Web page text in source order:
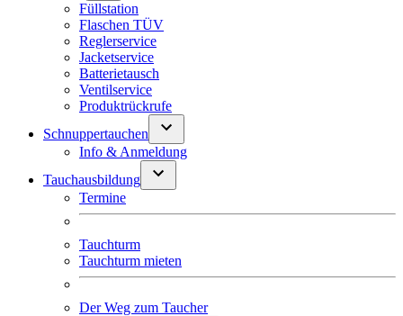
Füllstation
Flaschen TÜV
Reglerservice
Jacketservice
Batterietausch
Ventilservice
Produktrückrufe
Schnuppertauchen
Info & Anmeldung
Tauchausbildung
Termine
Tauchturm
Tauchturm mieten
Der Weg zum Taucher